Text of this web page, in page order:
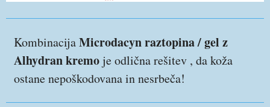
KombinacijaMicrodacyn raztopina / gel z
Alhydran kremoje odlična rešitev , da koža
ostane nepoškodovana in nesrbeča!